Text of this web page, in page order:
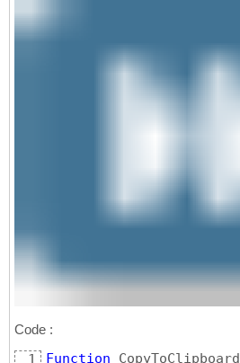
Code :
1 Function CopyToClipboard